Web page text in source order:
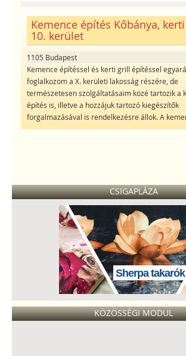
Kemence építés Kőbánya,
10. kerület
1105 Budapest
Kemence építéssel és kerti grill építéssel
foglalkozom a X. kerületi lakosság részére, de
természetesen szolgáltatásaim közé tartozik a
építés is, illetve a hozzájuk tartozó kiegészítők
forgalmazásával is rendelkezésre állok. A
CSIGAPLÁZA
Sherpa takarók
KÖZÖSSÉGI MODUL